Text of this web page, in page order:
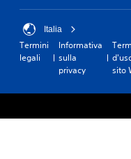
Italia
Termini
legali
Informativa
sulla
privacy
sito